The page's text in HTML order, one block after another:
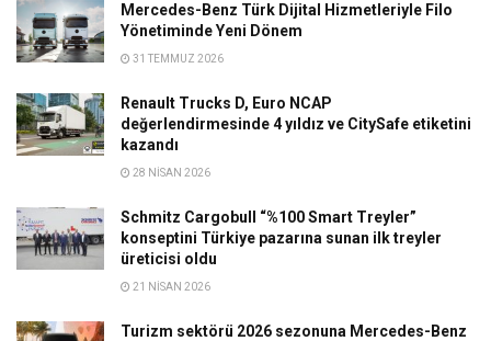
Mercedes-Benz Türk Dijital Hizmetleriyle Filo
Yönetiminde Yeni Dönem
31 TEMMUZ 2026
Renault Trucks D, Euro NCAP
değerlendirmesinde 4 yıldız ve CitySafe etiketini
kazandı
28 NISAN 2026
Schmitz Cargobull “%100 Smart Treyler”
konseptini Türkiye pazarına sunan ilk treyler
üreticisi oldu
21 NISAN 2026
Turizm sektörü 2026 sezonuna Mercedes-Benz